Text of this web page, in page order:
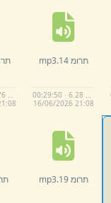
תרומ 14. mp3
00:29:50 · 6.28 MB
16/06/2026 21:08
00:26:53 · 5.76 MB
08
תרומ 19. mp3